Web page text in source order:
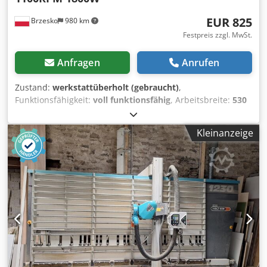
Brzesko 980 km EUR 825
Festpreis zzgl. MwSt.
Anfragen Anrufen
Zustand: werkstattüberholt (gebraucht),
Funktionsfähigkeit: voll funktionsfähig, Arbeitsbreite: 530
, Garantiezeit:
Poliermaschine Hako Super 53/1100 ist ein hocheffizientes
Gerät, das auch für härteste Arbeiten in Großflächigen
Anlagen geeignet ist. Während der umfassenden
Inspektion und Renovierung überprüfte unser Serviceteam
die Maschine gründlich auf jede Funktion. Alle
mechanischen Teile mit Abnutzung und Verschleißspuren
wurden durch neue ersetzt. Dies gewährleistet einen
langen und störungsfreien Betrieb, ohne dass in Zukunft
zusätzliche Investitionen an der Maschine erforderlich
sind. Das Gerät ist jetzt in einwandfreiem Zustand, sofort
bereit zur Arbeit. Die Maschine hat eine 12 Monatige
Garantie (außer auf Verschleißteile). Produktvorteile und
Kleinanzeige